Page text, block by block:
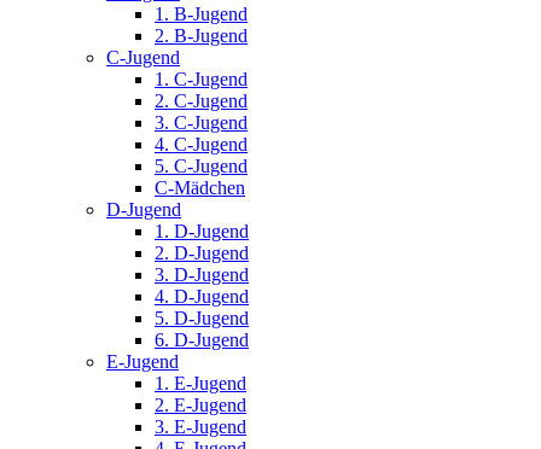
1. B-Jugend
2. B-Jugend
C-Jugend
1. C-Jugend
2. C-Jugend
3. C-Jugend
4. C-Jugend
5. C-Jugend
C-Mädchen
D-Jugend
1. D-Jugend
2. D-Jugend
3. D-Jugend
4. D-Jugend
5. D-Jugend
6. D-Jugend
E-Jugend
1. E-Jugend
2. E-Jugend
3. E-Jugend